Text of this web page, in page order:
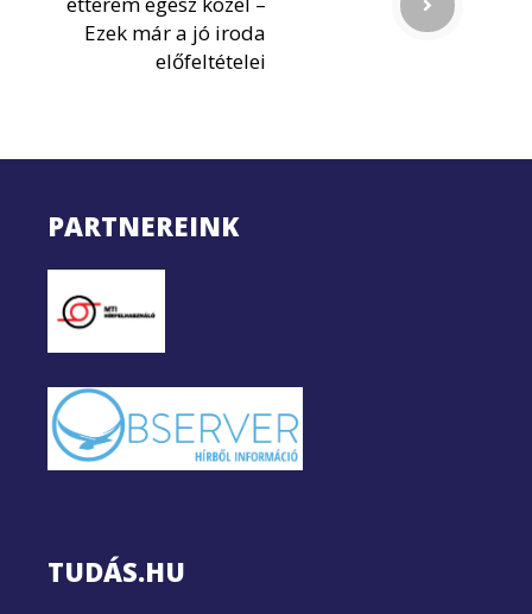
Ezek már a jó iroda
előfeltételei
PARTNEREINK
TUDÁS.HU